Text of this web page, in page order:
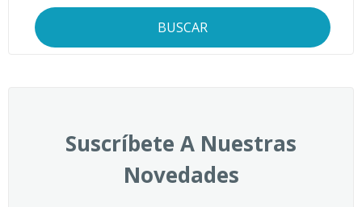
BUSCAR
Suscríbete A Nuestras
Novedades